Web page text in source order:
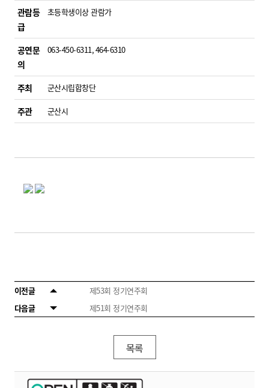
관람등
급
초등학생이상 관람가
공연문
의
063-450-6311, 464-6310
주최 군산시립합창단
주관 군산시
이전글
제53회 정기연주회
다음글
제51회 정기연주회
목록